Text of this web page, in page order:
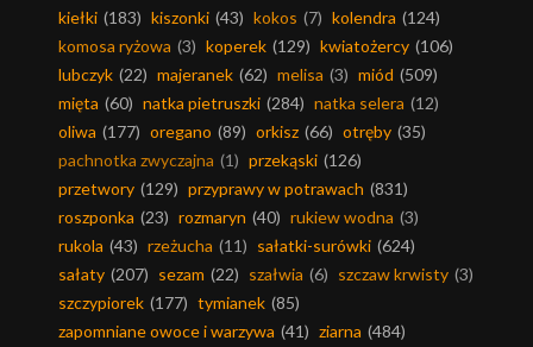
kiełki (183) kiszonki (43) kokos (7) kolendra (124)
komosa ryżowa (3) koperek (129) kwiatożercy (106)
lubczyk (22) majeranek (62) melisa (3) miód (509)
mięta (60) natka pietruszki (284) natka selera (12)
oliwa (177) oregano (89) orkisz (66) otręby (35)
pachnotka zwyczajna (1) przekąski (126)
przetwory (129) przyprawy w potrawach (831)
roszponka (23) rozmaryn (40) rukiew wodna (3)
rukola (43) rzeżucha (11) sałatki-surówki (624)
sałaty (207) sezam (22) szałwia (6) szczaw krwisty (3)
szczypiorek (177) tymianek (85)
zapomniane owoce i warzywa (41) ziarna (484)